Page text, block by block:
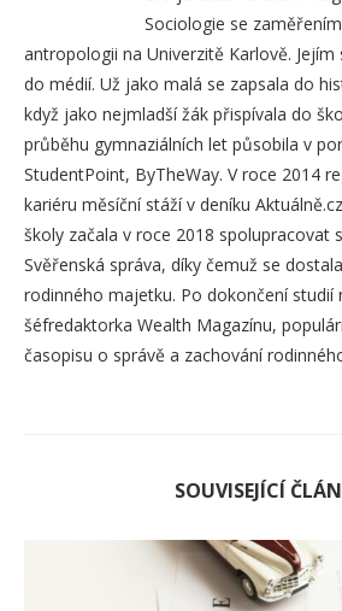
Sociologie se
antropologii na Univerzitě Karlově.
do médií. Už jako malá se zapsala do
když jako nejmladší žák přispívala do
průběhu gymnaziálních let působila v
StudentPoint, ByTheWay. V roce 2014
kariéru měsíční stáží v deníku
školy začala v roce 2018 spolupracovat
Svěřenská správa, díky čemuž se
rodinného majetku. Po dokončení studií
šéfredaktorka Wealth Magazínu,
časopisu o správě a zachování
SOUVISEJÍCÍ